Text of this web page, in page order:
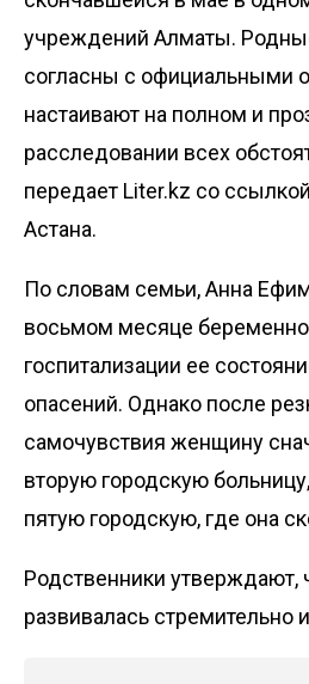
учреждений Алматы.
согласны с официальными
настаивают на полном и
расследовании всех
передает Liter.kz со
Астана.
По словам семьи, Анна
восьмом месяце
госпитализации ее
опасений. Однако после
самочувствия женщину
вторую городскую
пятую городскую, где она
Родственники утверждают,
развивалась стремительно